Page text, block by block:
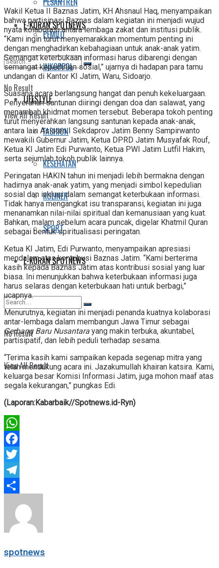
E-KORAN SPOTNEWS
No Result
View All Result
PEMILU
INKOPPOL
LIFESTYLE
FASHION
KESEHATAN
KULINER
SPORT
E-KORAN SPOTNEWS
No Result
View All Result
Wakil Ketua II Baznas Jatim, KH Ahsnaul Haq, menyampaikan
bahwa partisipasi Baznas dalam kegiatan ini menjadi wujud
nyata kolaborasi antara lembaga zakat dan institusi publik.
“Kami ingin turut menyemarakkan momentum penting ini
dengan menghadirkan kebahagiaan untuk anak-anak yatim.
Semangat keterbukaan informasi harus dibarengi dengan
semangat kepedulian sosial,” ujarnya di hadapan para tamu
undangan di Kantor KI Jatim, Waru, Sidoarjo.
Suasana acara berlangsung hangat dan penuh kekeluargaan.
Penyerahan santunan diiringi dengan doa dan salawat, yang
menambah khidmat momen tersebut. Beberapa tokoh penting
turut menyerahkan langsung santunan kepada anak-anak,
antara lain Asisten I Sekdaprov Jatim Benny Sampirwanto
mewakili Gubernur Jatim, Ketua DPRD Jatim Musyafak Rouf,
Ketua KI Jatim Edi Purwanto, Ketua PWI Jatim Lutfil Hakim,
serta sejumlah tokoh publik lainnya.
Peringatan HAKIN tahun ini menjadi lebih bermakna dengan
hadirnya anak-anak yatim, yang menjadi simbol kepedulian
sosial dan inklusi dalam semangat keterbukaan informasi.
Tidak hanya mengangkat isu transparansi, kegiatan ini juga
menanamkan nilai-nilai spiritual dan kemanusiaan yang kuat.
Bahkan, malam sebelum acara puncak, digelar Khatmil Quran
sebagai bentuk spiritualisasi peringatan.
Ketua KI Jatim, Edi Purwanto, menyampaikan apresiasi
mendalam atas kontribusi Baznas Jatim. “Kami berterima
kasih kepada Baznas Jatim atas kontribusi sosial yang luar
biasa. Ini menunjukkan bahwa keterbukaan informasi juga
harus selaras dengan keterbukaan hati untuk berbagi,”
ucapnya.
Menurutnya, kegiatan ini menjadi penanda kuatnya kolaborasi
antar-lembaga dalam membangun Jawa Timur sebagai
Gerbang Baru Nusantara yang makin terbuka, akuntabel,
partisipatif, dan lebih peduli terhadap sesama.
“Terima kasih kami sampaikan kepada segenap mitra yang
telah mendukung acara ini. Jazakumullah khairan katsira. Kami,
keluarga besar Komisi Informasi Jatim, juga mohon maaf atas
segala kekurangan,” pungkas Edi.
(Laporan:Kabarbaik//Spotnews.id-Ryn)
WhatsApp
Facebook
Twitter
Telegram
Share
spotnews